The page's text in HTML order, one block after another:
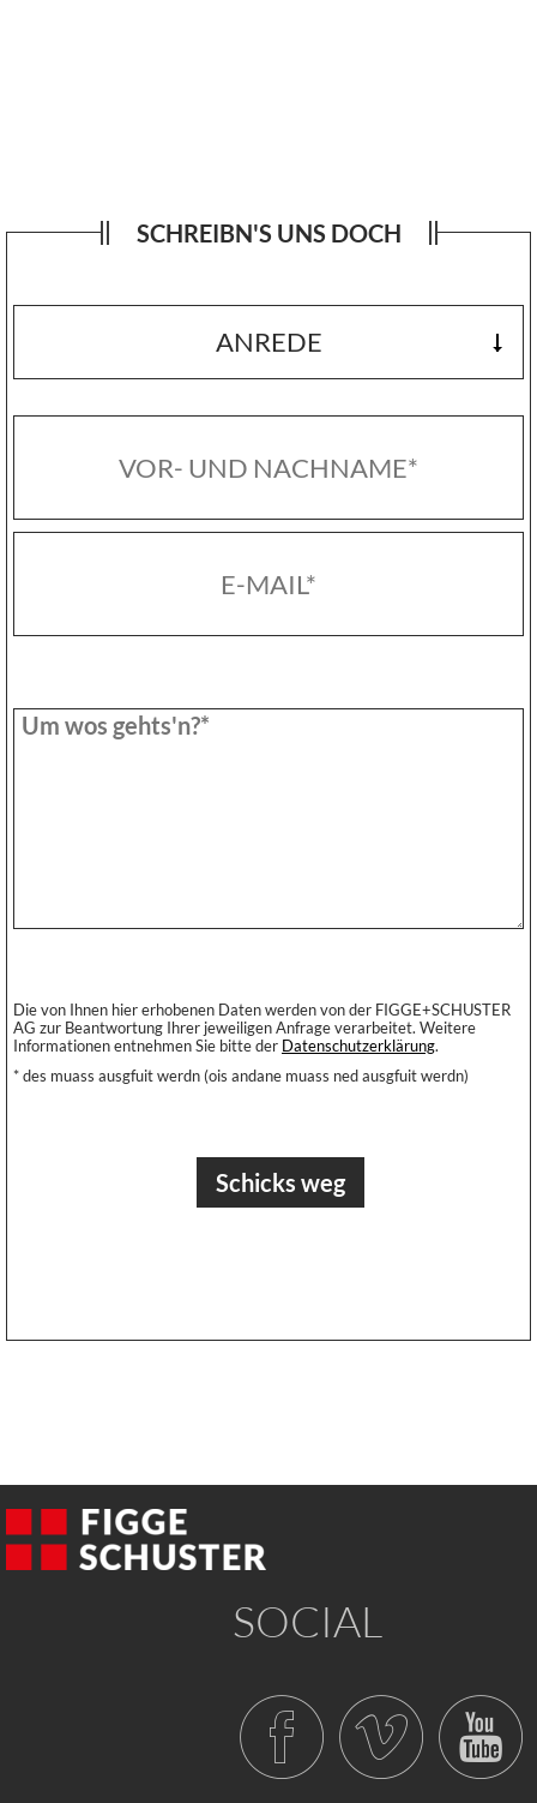
SCHREIBN'S UNS DOCH
ANREDE
Die von Ihnen hier erhobenen Daten werden von der FIGGE+SCHUSTER
AG zur Beantwortung Ihrer jeweiligen Anfrage verarbeitet. Weitere
Informationen entnehmen Sie bitte der Datenschutzerklärung.
* des muass ausgfuit werdn (ois andane muass ned ausgfuit werdn)
Schicks weg
SOCIAL